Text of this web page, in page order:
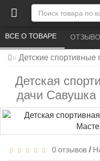
Детские спортивные
Детская
дачи Савушка
ВСЕ О ТОВАРЕ
0 отзывов /